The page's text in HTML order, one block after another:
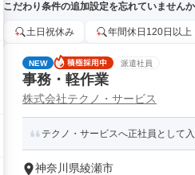
こだわり条件の追加設定を忘れていません
土日祝休み 年間休日120日以上
NEW 派遣社員
事務・軽作業
株式会社テクノ・サービス
テクノ・サービスへ正社員として
神奈川県綾瀬市